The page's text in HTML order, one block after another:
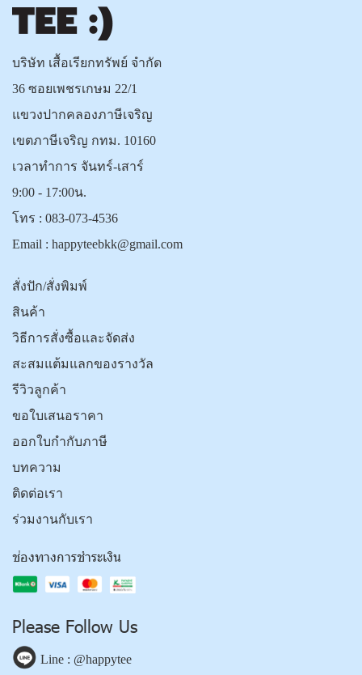
บริษัท เสื้อเรียกทรัพย์ จำกัด
36 ซอยเพชรเกษม 22/1
แขวงปากคลองภาษีเจริญ
เขตภาษีเจริญ กทม. 10160
เวลาทำการ จันทร์-เสาร์
9:00 - 17:00น.
โทร : 083-073-4536
Email : happyteebkk@gmail.com
สั่งปัก/สั่งพิมพ์
สินค้า
วิธีการสั่งซื้อและจัดส่ง
สะสมแต้มแลกของรางวัล
รีวิวลูกค้า
ขอใบเสนอราคา
ออกใบกำกับภาษี
บทความ
ติดต่อเรา
ร่วมงานกับเรา
ช่องทางการชำระเงิน
Please Follow Us
Line : @happytee